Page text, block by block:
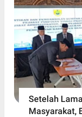
Setelah
Masyarakat,